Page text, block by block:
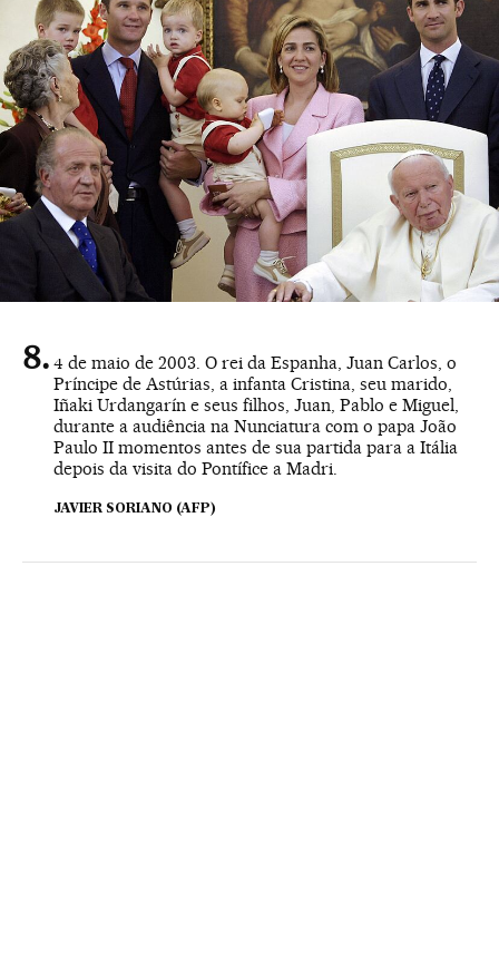
4 de maio de 2003. O rei da Espanha, Juan Carlos, o
Príncipe de Astúrias, a infanta Cristina, seu marido,
Iñaki Urdangarín e seus filhos, Juan, Pablo e Miguel,
durante a audiência na Nunciatura com o papa João
Paulo II momentos antes de sua partida para a Itália
depois da visita do Pontífice a Madri.
JAVIER SORIANO (AFP)